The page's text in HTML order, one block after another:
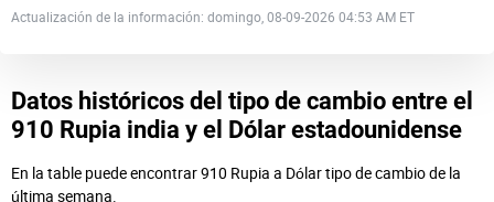
Actualización de la información: domingo, 08-09-2026 04:53 AM ET
Datos históricos del tipo de cambio entre el
910 Rupia india y el Dólar estadounidense
En la table puede encontrar 910 Rupia a Dólar tipo de cambio de la
última semana.